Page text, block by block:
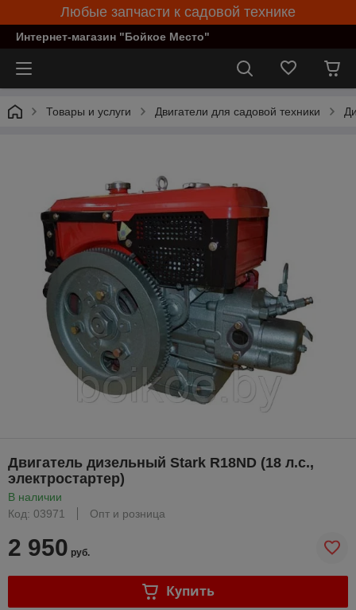
Любые запчасти к садовой технике
Интернет-магазин "Бойкое Место"
Товары и услуги Двигатели для садовой техники
Двигатель дизельный Stark R18ND (18 л.с.,
электростартер)
В наличии
Код: 03971
Опт и розница
2 950 руб.
Купить